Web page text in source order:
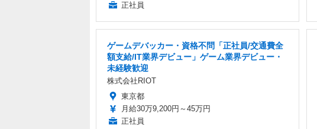
正社員
ゲームデバッカー・資格不問「正社員/交通費全
額支給/IT業界デビュー」ゲーム業界デビュー・
未経験歓迎
株式会社RIOT
東京都
月給30万9,200円～45万円
正社員